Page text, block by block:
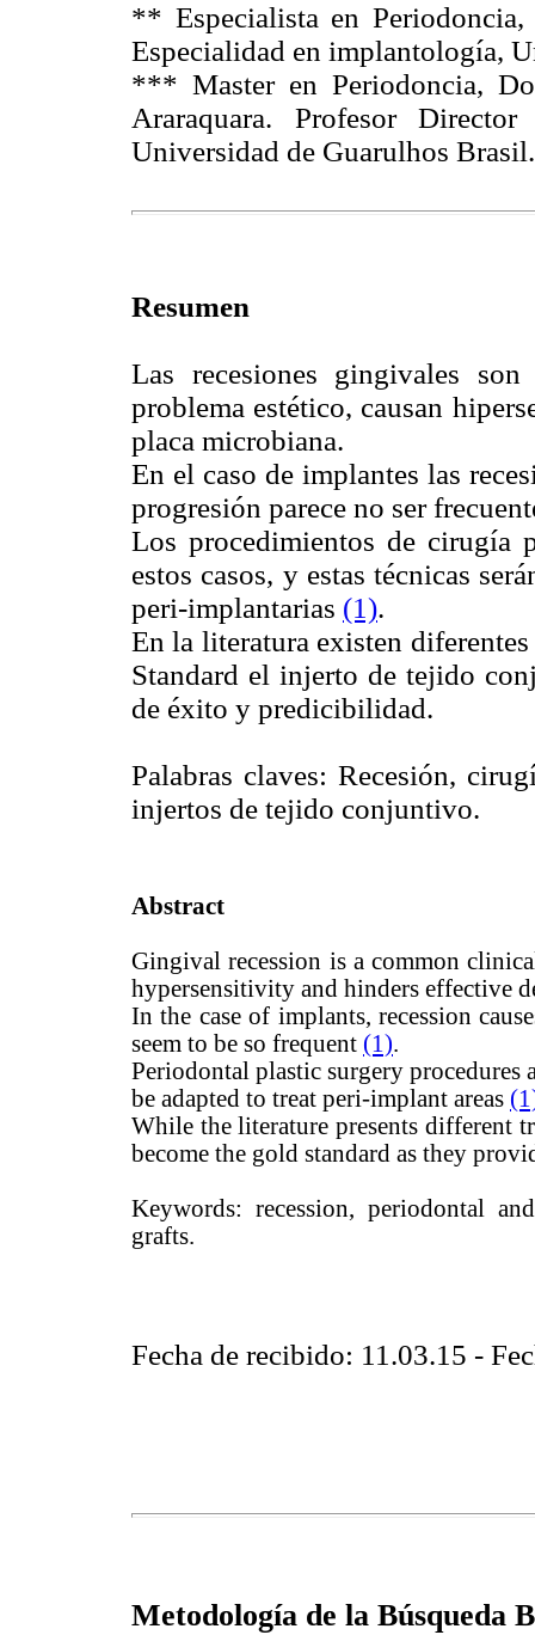
** Especialista en
Especialidad en implantología,
*** Master en Periodoncia,
Araraquara. Profesor
Universidad de Guarulhos Brasil.
Resumen
Las recesiones gingivales
problema estético, causan
placa microbiana.
En el caso de implantes las
progresión parece no ser
Los procedimientos de cirugía
estos casos, y estas técnicas
peri-implantarias (1).
En la literatura existen
Standard el injerto de tejido
de éxito y predicibilidad.
Palabras claves: Recesión,
injertos de tejido conjuntivo.
Abstract
Gingival recession is a common
hypersensitivity and hinders effective
In the case of implants, recession
seem to be so frequent (1).
Periodontal plastic surgery procedures
be adapted to treat peri-implant areas
While the literature presents different
become the gold standard as they
Keywords: recession, periodontal
grafts.
Fecha de recibido: 11.03.15 -
Metodología de la Búsqueda